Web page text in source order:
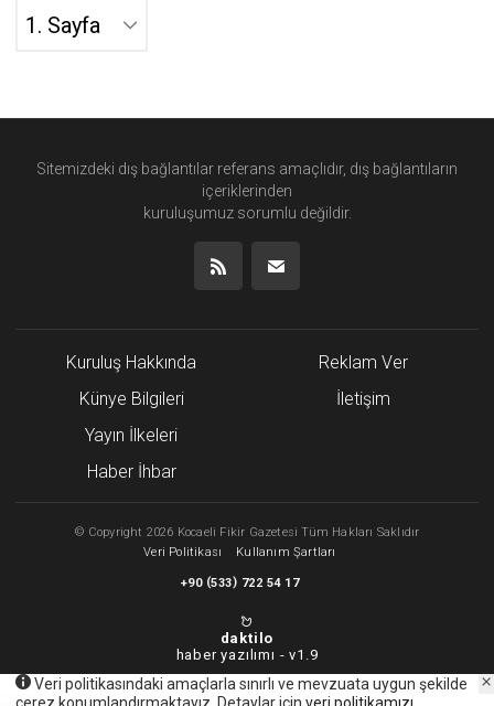
Sitemizdeki dış bağlantılar referans amaçlıdır, dış bağlantıların
içeriklerinden
kuruluşumuz sorumlu değildir.
Kuruluş Hakkında
Künye Bilgileri
Yayın İlkeleri
Haber İhbar
Reklam Ver
İletişim
© Copyright 2026 Kocaeli Fikir Gazetesi Tüm Hakları Saklıdır
Veri Politikası
Kullanım Şartları
+90 (533) 722 54 17
daktilo
haber yazılımı -v1.9
Veri politikasındaki amaçlarla sınırlı ve mevzuata uygun şekilde